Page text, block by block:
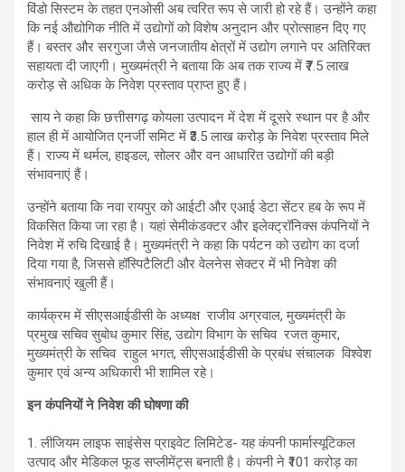
विंडो सिस्टम के तहत एनओसी अब त्वरित रूप से जारी हो रहे हैं। उन्होंने कहा
कि नई औद्योगिक नीति में उद्योगों को विशेष अनुदान और प्रोत्साहन दिए गए
हैं। बस्तर और सरगुजा जैसे जनजातीय क्षेत्रों में उद्योग लगाने पर अतिरिक्त
सहायता दी जाएगी। मुख्यमंत्री ने बताया कि अब तक राज्य में ₹7.5 लाख
करोड़ से अधिक के निवेश प्रस्ताव प्राप्त हुए हैं।
साय ने कहा कि छत्तीसगढ़ कोयला उत्पादन में देश में दूसरे स्थान पर है और
हाल ही में आयोजित एनर्जी समिट में ₹3.5 लाख करोड़ के निवेश प्रस्ताव मिले
हैं। राज्य में थर्मल, हाइडल, सोलर और वन आधारित उद्योगों की बड़ी
संभावनाएं हैं।
उन्होंने बताया कि नवा रायपुर को आईटी और एआई डेटा सेंटर हब के रूप में
विकसित किया जा रहा है। यहां सेमीकंडक्टर और इलेक्ट्रॉनिक्स कंपनियों ने
निवेश में रुचि दिखाई है। मुख्यमंत्री ने कहा कि पर्यटन को उद्योग का दर्जा
दिया गया है, जिससे हॉस्पिटैलिटी और वेलनेस सेक्टर में भी निवेश की
संभावनाएं खुली हैं।
कार्यक्रम में सीएसआईडीसी के अध्यक्ष राजीव अग्रवाल, मुख्यमंत्री के
प्रमुख सचिव सुबोध कुमार सिंह, उद्योग विभाग के सचिव रजत कुमार,
मुख्यमंत्री के सचिव राहुल भगत, सीएसआईडीसी के प्रबंध संचालक विश्वेश
कुमार एवं अन्य अधिकारी भी शामिल रहे।
इन कंपनियों ने निवेश की घोषणा की
1. लीजियम लाइफ साइंसेस प्राइवेट लिमिटेड- यह कंपनी फार्मास्यूटिकल
उत्पाद और मेडिकल फूड सप्लीमेंट्स बनाती है। कंपनी ने ₹101 करोड़ का